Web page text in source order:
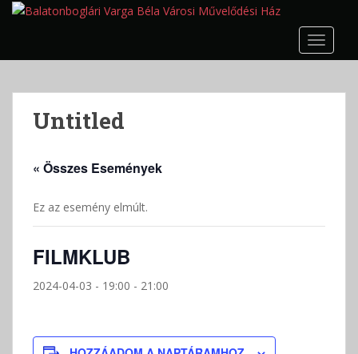
p
Untitled
« Összes Események
Ez az esemény elmúlt.
FILMKLUB
2024-04-03 - 19:00 - 21:00